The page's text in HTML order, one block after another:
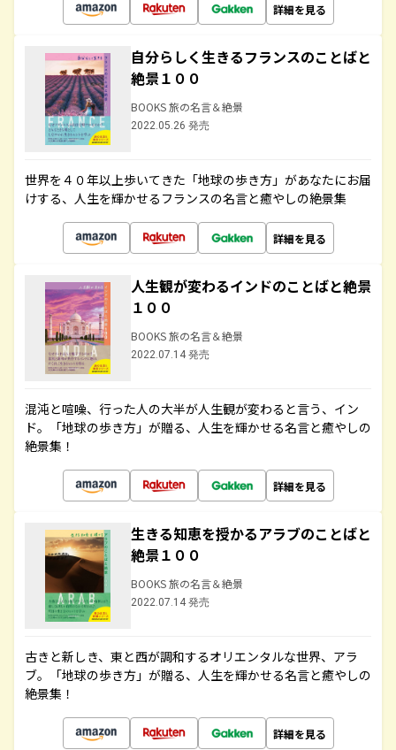
詳細を見る
自分らしく生きるフランスのことばと
絶景１００
BOOKS 旅の名言＆絶景
2022.05.26 発売
世界を４０年以上歩いてきた「地球の歩き方」があなたにお届
けする、人生を輝かせるフランスの名言と癒やしの絶景集
詳細を見る
人生観が変わるインドのことばと絶景
１００
BOOKS 旅の名言＆絶景
2022.07.14 発売
混沌と喧噪、行った人の大半が人生観が変わると言う、イン
ド。「地球の歩き方」が贈る、人生を輝かせる名言と癒やしの
絶景集！
詳細を見る
生きる知恵を授かるアラブのことばと
絶景１００
BOOKS 旅の名言＆絶景
2022.07.14 発売
古きと新しき、東と西が調和するオリエンタルな世界、アラ
ブ。「地球の歩き方」が贈る、人生を輝かせる名言と癒やしの
絶景集！
詳細を見る